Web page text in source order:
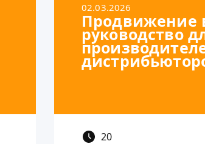
02.03.2026
Продвижение
руководство
20